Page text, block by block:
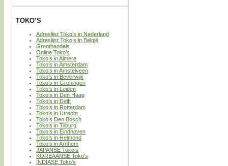
TOKO’S
Adreslijst Toko’s in Nederland
Adreslijst Toko’s in België
Groothandels
Online Toko’s
Toko’s in Almere
Toko’s in Amsterdam
Toko’s in Amstelveen
Toko’s in Beverwijk
Toko’s in Groningen
Toko’s in Leiden
Toko’s in Den Haag
Toko’s in Delft
Toko’s in Rotterdam
Toko’s in Utrecht
Toko’s Den Bosch
Toko’s in Tilburg
Toko’s in Eindhoven
Toko’s in Helmond
Toko’s in Arnhem
JAPANSE Toko’s
KOREAANSE Toko’s
INDIASE Toko’s